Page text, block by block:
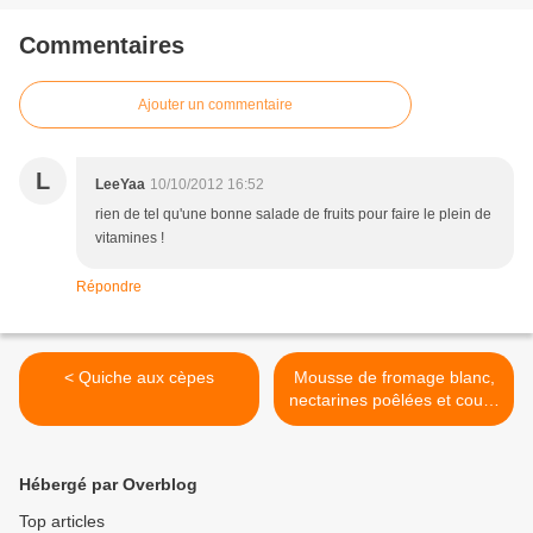
Commentaires
Ajouter un commentaire
L LeeYaa 10/10/2012 16:52
rien de tel qu'une bonne salade de fruits pour faire le plein de
vitamines !
Répondre
< Quiche aux cèpes
Mousse de fromage blanc,
nectarines poêlées et coulis
de framboises >
Hébergé par Overblog
Top articles